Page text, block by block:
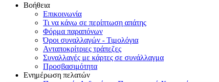
Βοήθεια
Επικοινωνία
Τι να κάνω σε περίπτωση απάτης
Φόρμα παραπόνων
Όροι συναλλαγών - Τιμολόγια
Ανταποκρίτριες τράπεζες
Συναλλαγές με κάρτες σε συνάλλαγμα
Προσβασιμότητα
Ενημέρωση πελατών